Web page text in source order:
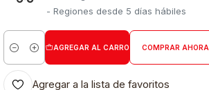
- Regiones desde 5 días hábiles
Cantidad
AGREGAR AL CARRO COMPRAR AHORA
Agregar a la lista de favoritos